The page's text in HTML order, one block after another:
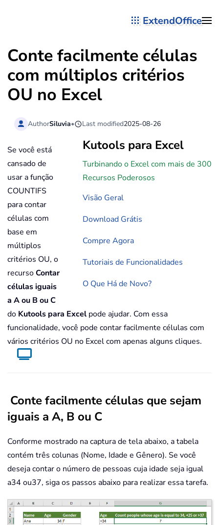
ExtendOffice
Conte facilmente células
com múltiplos critérios
OU no Excel
AuthorSiluvia• Last modified2025-08-26
Kutools para Excel
Turbinando o Excel com mais de 300
Recursos Poderosos
Visão Geral
Download Grátis
Compre Agora
Tutoriais de Funcionalidades
O Que Há de Novo?
Se você está
cansado de
usar a função
COUNTIFS
para contar
células com
base em
múltiplos
critérios OU, o
recursoContar
células iguais
a A ou B ou C
do Kutools para Excel pode ajudar. Com essa
funcionalidade, você pode contar facilmente células com
vários critérios OU no Excel com apenas alguns cliques.
Conte facilmente células que sejam
iguais a A, B ou C
Conforme mostrado na captura de tela abaixo, a tabela
contém três colunas (Nome, Idade e Gênero). Se você
deseja contar o número de pessoas cuja idade seja igual
a34 ou37, siga os passos abaixo para realizar essa tarefa.